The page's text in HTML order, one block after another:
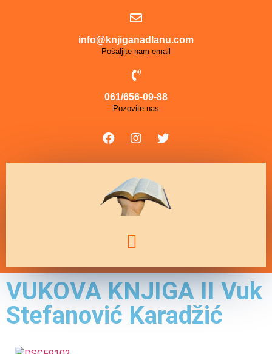
info@knjiganadlanu.com
Pošaljite nam email
061/656-09-88
Pozovite nas
VUKOVA KNJIGA II Vuk
Stefanović Karadžić